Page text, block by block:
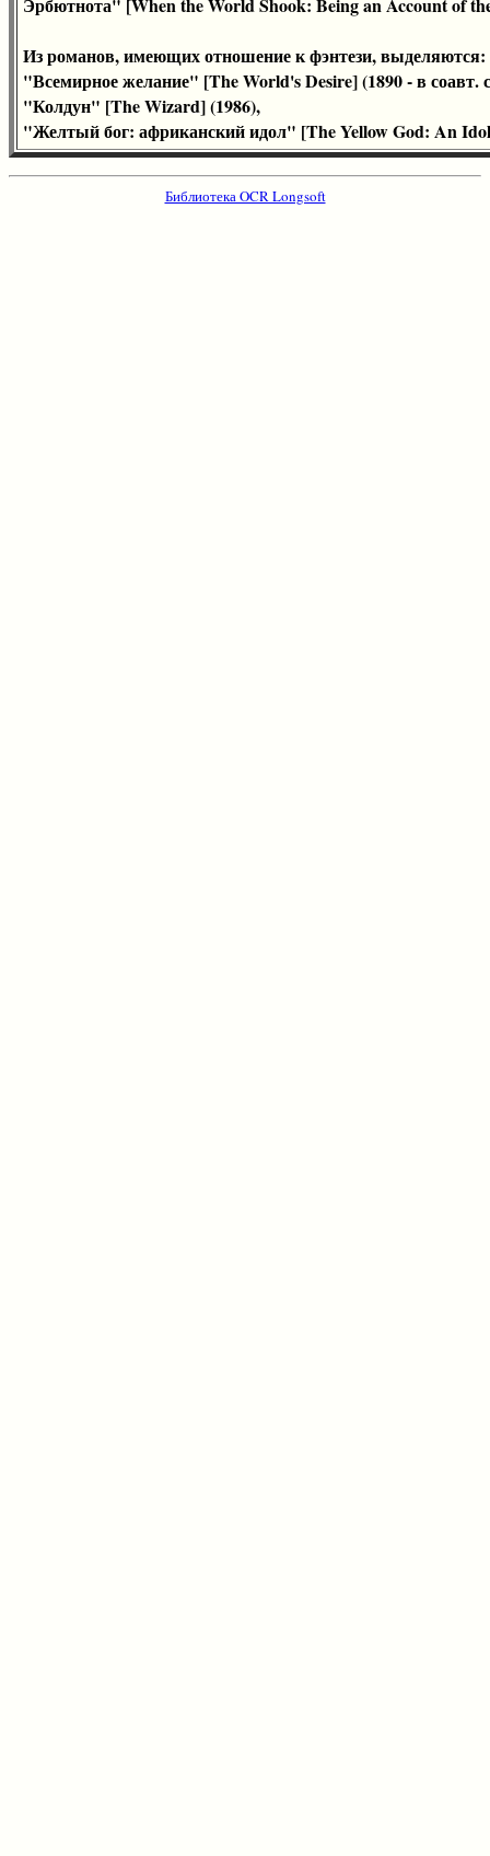
Из романов, имеющих отношение к фэнтези, выделяются:
"Всемирное желание" [The World's Desire] (1890 - в
"Колдун" [The Wizard] (1986),
"Желтый бог: африканский идол" [The Yellow God: An
Библиотека OCR Longsoft